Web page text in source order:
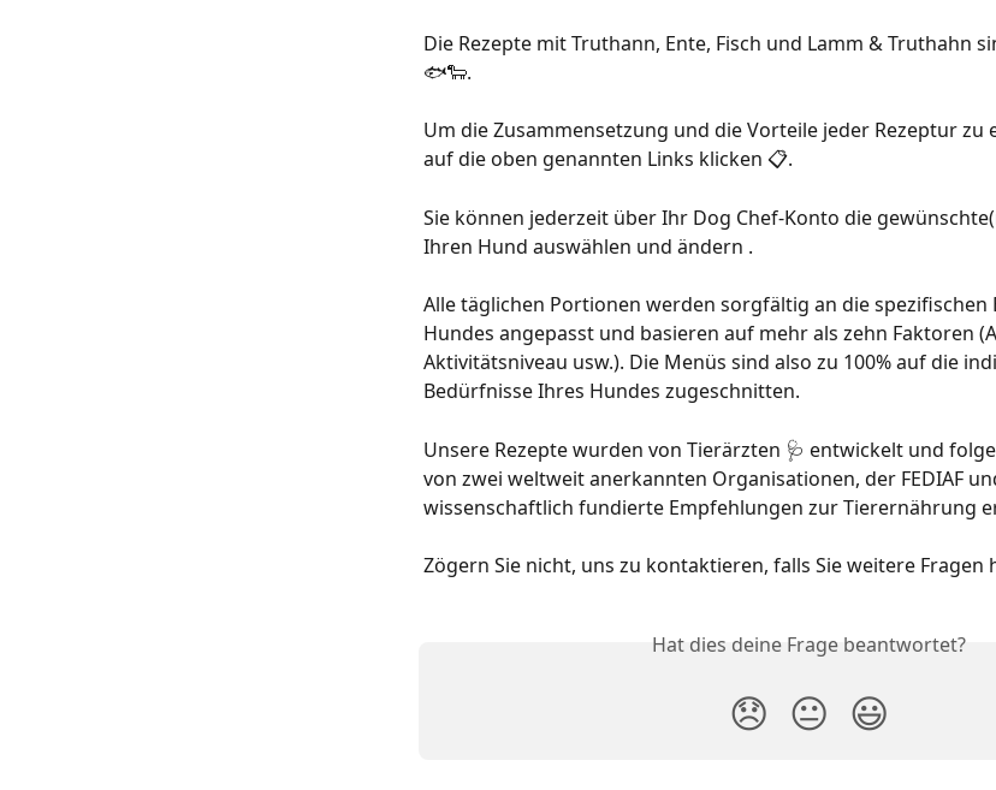
Die Rezepte mit Truthann, Ente, Fisch und Lamm & Truthahn
🐟🐑.
Um die Zusammensetzung und die Vorteile jeder Rezeptur zu
auf die oben genannten Links klicken 📋.
Sie können jederzeit über Ihr Dog Chef-Konto die
Ihren Hund auswählen und ändern .
Alle täglichen Portionen werden sorgfältig an die spezifischen
Hundes angepasst und basieren auf mehr als zehn Faktoren
Aktivitätsniveau usw.). Die Menüs sind also zu 100% auf die
Bedürfnisse Ihres Hundes zugeschnitten.
Unsere Rezepte wurden von Tierärzten 🩺 entwickelt und
von zwei weltweit anerkannten Organisationen, der FEDIAF
wissenschaftlich fundierte Empfehlungen zur Tierernährung
Zögern Sie nicht, uns zu kontaktieren, falls Sie weitere Fragen
Hat dies deine Frage beantwortet?
😞 😐 😃